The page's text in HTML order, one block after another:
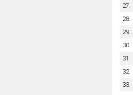
27.
28.
29.
30.
31.
32.
33.